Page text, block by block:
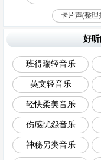
卡片声(整理
好
班得瑞轻音乐
英文轻音乐
轻快柔美音乐
伤感忧怨音乐
神秘另类音乐